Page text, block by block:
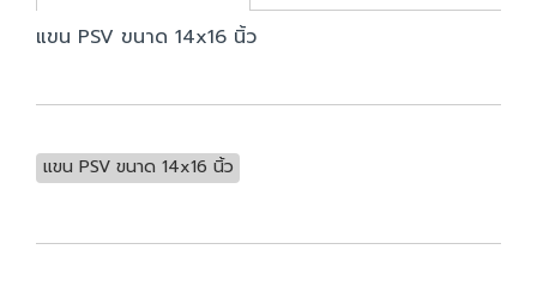
แขน PSV ขนาด 14x16 นิ้ว
แขน PSV ขนาด 14x16 นิ้ว